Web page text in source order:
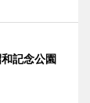
記念公園